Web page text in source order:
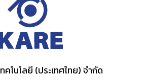
คโนโลยี (ประเทศไทย) จำกัด